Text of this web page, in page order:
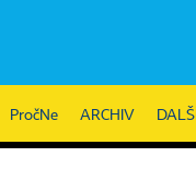
PročNe ARCHIV DALŠÍ